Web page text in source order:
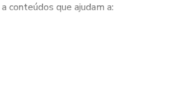
conteúdos que ajudam a:
unhas